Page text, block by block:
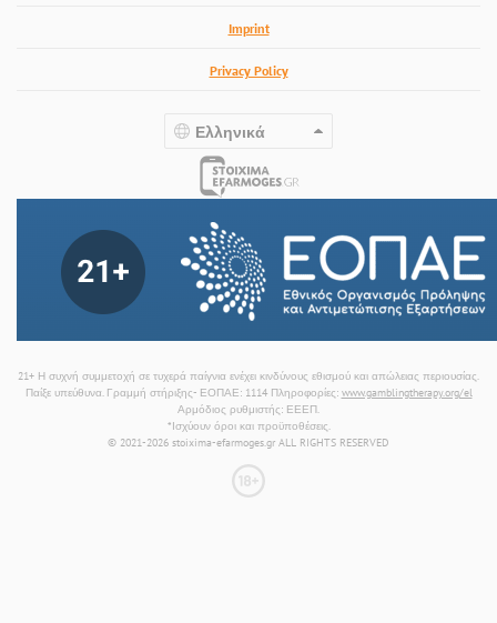
Imprint
Privacy Policy
Ελληνικά
21+ Η συχνή συμμετοχή σε τυχερά παίγνια ενέχει κινδύνους εθισμού και απώλειας περιουσίας.
Παίξε υπεύθυνα. Γραμμή στήριξης- ΕΟΠΑΕ: 1114 Πληροφορίες: www.gamblingtherapy.org/el
Αρμόδιος ρυθμιστής: ΕΕΕΠ.
*Ισχύουν όροι και προϋποθέσεις.
© 2021-2026 stoixima-efarmoges.gr ALL RIGHTS RESERVED